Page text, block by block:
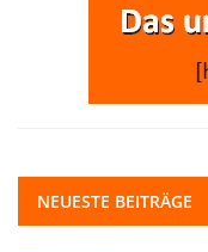
NEUESTE BEITRÄGE